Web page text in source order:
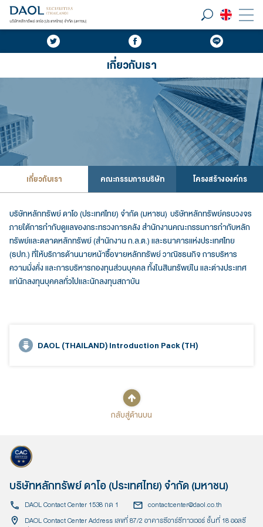
เกี่ยวกับเรา
เกี่ยวกับเรา คณะกรรมการบริษัท โครงสร้างองค์กร
บริษัทหลักทรัพย์ ดาโอ (ประเทศไทย) จำกัด (มหาชน) บริษัทหลักทรัพย์ครบวงจร
ภายใต้การกำกับดูแลของกระทรวงการคลัง สำนักงานคณะกรรมการกำกับหลัก
ทรัพย์และตลาดหลักทรัพย์ (สำนักงาน ก.ล.ต.) และธนาคารแห่งประเทศไทย
(ธปท.) ที่ให้บริการด้านนายหน้าซื้อขายหลักทรัพย์ วาณิชธนกิจ การบริหาร
ความมั่งคั่ง และการบริหารกองทุนส่วนบุคคล ทั้งในสินทรัพย์ใน และต่างประเทศ
แก่นักลงทุนบุคคลทั่วไปและนักลงทุนสถาบัน
DAOL (THAILAND) Introduction Pack (TH)
กลับสู่ด้านบน
บริษัทหลักทรัพย์ ดาโอ (ประเทศไทย) จำกัด (มหาชน)
DAOL Contact Center 1538 กด 1
contactcenter@daol.co.th
DAOL Contact Center Address เลขที่ 87/2 อาคารซีอาร์ซีทาวเวอร์ ชั้นที่ 18 ออลซี